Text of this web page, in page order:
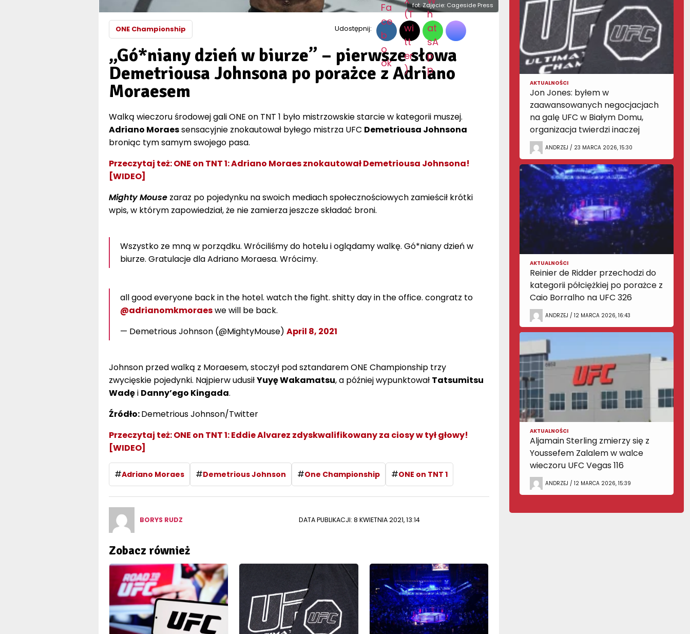
fot. Zdjęcie: Cageside Press
ONE Championship Udostępnij:
„Gó*niany dzień w biurze” – pierwsze słowa
Demetriousa Johnsona po porażce z Adriano
Moraesem
Walką wieczoru środowej gali ONE on TNT 1 było mistrzowskie starcie w kategorii muszej.
Adriano Moraessensacyjnie znokautował byłego mistrza UFC Demetriousa Johnsona
broniąc tym samym swojego pasa.
Przeczytaj też:ONE on TNT 1: Adriano Moraes znokautował Demetriousa Johnsona!
[WIDEO]
Mighty Mouse zaraz po pojedynku na swoich mediach społecznościowych zamieścił krótki
wpis, w którym zapowiedział, że nie zamierza jeszcze składać broni.
Wszystko ze mną w porządku. Wróciliśmy do hotelu i oglądamy walkę. Gó*niany dzień w
biurze. Gratulacje dla Adriano Moraesa. Wrócimy.
all good everyone back in the hotel. watch the fight. shitty day in the office. congratz to
@adrianomkmoraeswe will be back.
— Demetrious Johnson (@MightyMouse) April 8, 2021
Johnson przed walką z Moraesem, stoczył pod sztandarem ONE Championship trzy
zwycięskie pojedynki. Najpierw udusiłYuyę Wakamatsu, a później wypunktował Tatsumitsu
Wadęi Danny’ego Kingada.
Źródło:Demetrious Johnson/Twitter
Przeczytaj też:ONE on TNT 1: Eddie Alvarez zdyskwalifikowany za ciosy w tył głowy!
[WIDEO]
#Adriano Moraes #Demetrious Johnson #One Championship #ONE on TNT 1
BORYS RUDZ DATA PUBLIKACJI: 8 KWIETNIA 2021, 13:14
Zobacz również
AKTUALNOŚCI
Jon Jones: byłem w
zaawansowanych negocjacjach
na galę UFC w Białym Domu,
organizacja twierdzi inaczej
ANDRZEJ / 23 MARCA 2026, 15:30
AKTUALNOŚCI
Reinier de Ridder przechodzi do
kategorii półciężkiej po porażce z
Caio Borralho na UFC 326
ANDRZEJ / 12 MARCA 2026, 16:43
AKTUALNOŚCI
Aljamain Sterling zmierzy się z
Youssefem Zalalem w walce
wieczoru UFC Vegas 116
ANDRZEJ / 12 MARCA 2026, 15:39